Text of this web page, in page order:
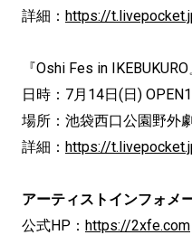
詳細： https://
『Oshi Fes in
日時：7月14日(日)
場所：池袋西口公園野外
詳細： https://
アーティストインフォメ
公式HP： https://2xfe.com